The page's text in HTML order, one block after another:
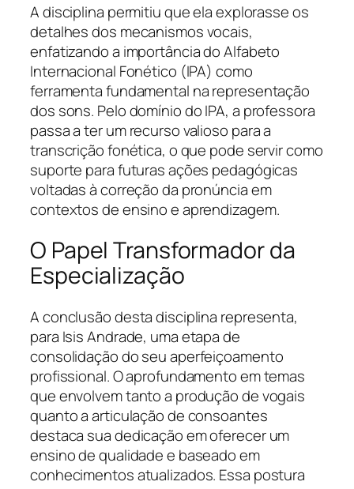
A disciplina permitiu que ela explorasse os
detalhes dos mecanismos vocais,
enfatizando a importância do Alfabeto
Internacional Fonético (IPA) como
ferramenta fundamental na representação
dos sons. Pelo domínio do IPA, a professora
passa a ter um recurso valioso para a
transcrição fonética, o que pode servir como
suporte para futuras ações pedagógicas
voltadas à correção da pronúncia em
contextos de ensino e aprendizagem.
O Papel Transformador da
Especialização
A conclusão desta disciplina representa,
para Isis Andrade, uma etapa de
consolidação do seu aperfeiçoamento
profissional. O aprofundamento em temas
que envolvem tanto a produção de vogais
quanto a articulação de consoantes
destaca sua dedicação em oferecer um
ensino de qualidade e baseado em
conhecimentos atualizados. Essa postura